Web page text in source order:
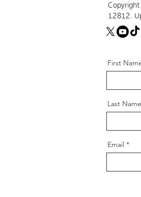
12812.
First
Last Name
Email